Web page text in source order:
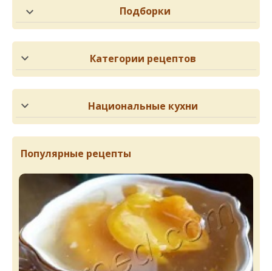
Подборки
Категории рецептов
Национальные кухни
Популярные рецепты